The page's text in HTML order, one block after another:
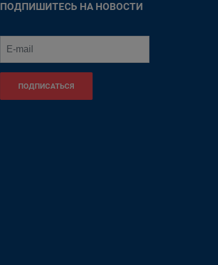
ПОДПИШИТЕСЬ НА НОВОСТИ
ПОДПИСАТЬСЯ